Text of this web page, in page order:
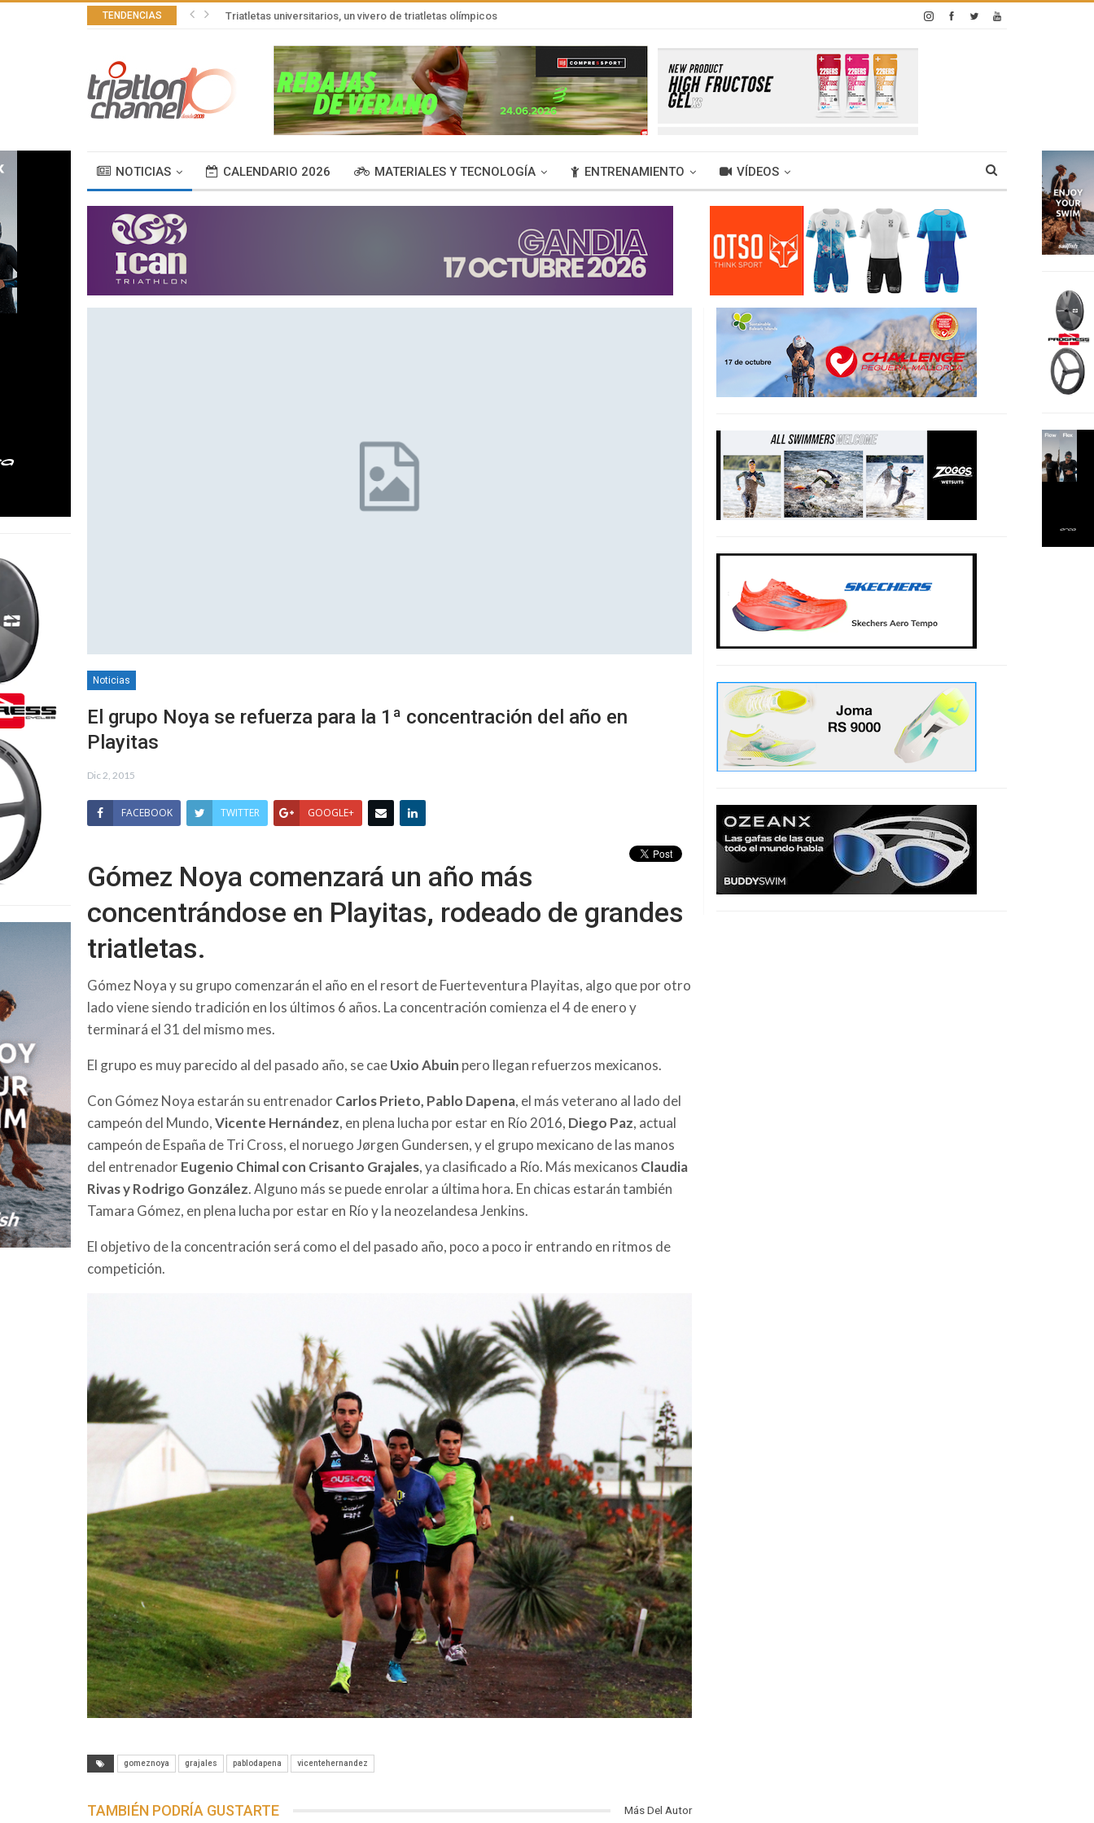
TENDENCIAS Triatletas universitarios, un vivero de triatletas olímpicos
NOTICIAS CALENDARIO 2026 MATERIALES Y TECNOLOGÍA ENTRENAMIENTO VÍDEOS
Noticias
El grupo Noya se refuerza para la 1ª concentración del año en
Playitas
Dic 2, 2015
FACEBOOK TWITTER GOOGLE+
Gómez Noya comenzará un año más
concentrándose en Playitas, rodeado de grandes
triatletas.
Gómez Noya y su grupo comenzarán el año en el resort de Fuerteventura Playitas, algo que por otro
lado viene siendo tradición en los últimos 6 años. La concentración comienza el 4 de enero y
terminará el 31 del mismo mes.
El grupo es muy parecido al del pasado año, se caeUxio Abuin pero llegan refuerzos mexicanos.
Con Gómez Noya estarán su entrenadorCarlos Prieto, Pablo Dapena, el más veterano al lado del
campeón del Mundo,Vicente Hernández, en plena lucha por estar en Río 2016, Diego Paz, actual
campeón de España de Tri Cross, el noruego Jørgen Gundersen, y el grupo mexicano de las manos
del entrenadorEugenio Chimal con Crisanto Grajales, ya clasificado a Río. Más mexicanos Claudia
Rivas y Rodrigo González. Alguno más se puede enrolar a última hora. En chicas estarán también
Tamara Gómez, en plena lucha por estar en Río y la neozelandesa Jenkins.
El objetivo de la concentración será como el del pasado año, poco a poco ir entrando en ritmos de
competición.
gomeznoya grajales pablodapena vicentehernandez
TAMBIÉN PODRÍA GUSTARTE Más Del Autor